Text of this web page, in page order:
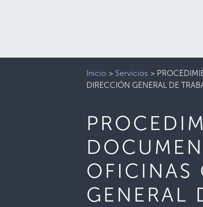
Inicio > Servicios >
DIRECCIÓN GENERAL DE
OFICINAS
GENERAL